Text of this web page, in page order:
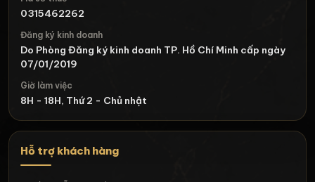
0315462262
Đăng ký kinh doanh
Do Phòng Đăng ký kinh doanh TP. Hồ Chí Minh cấp ngày
07/01/2019
Giờ làm việc
8H - 18H, Thứ 2 - Chủ nhật
Hỗ trợ khách hàng